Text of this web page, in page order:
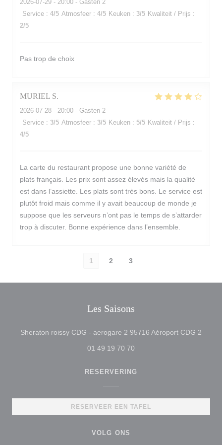
2026-07-29 - 20:00 - Gasten 2
Service : 4/5 Atmosfeer : 4/5 Keuken : 3/5 Kwaliteit / Prijs :
2/5
Pas trop de choix
MURIEL S
2026-07-28 - 20:00 - Gasten 2
Service : 3/5 Atmosfeer : 3/5 Keuken : 5/5 Kwaliteit / Prijs :
4/5
La carte du restaurant propose une bonne variété de
plats français. Les prix sont assez élevés mais la qualité
est dans l’assiette. Les plats sont très bons. Le service est
plutôt froid mais comme il y avait beaucoup de monde je
suppose que les serveurs n’ont pas le temps de s’attarder
trop à discuter. Bonne expérience dans l’ensemble.
1 2 3
Les Saisons
Sheraton roissy CDG - aerogare 2 95716 Aéroport CDG 2
01 49 19 70 70
RESERVERING
RESERVEER EEN TAFEL
VOLG ONS